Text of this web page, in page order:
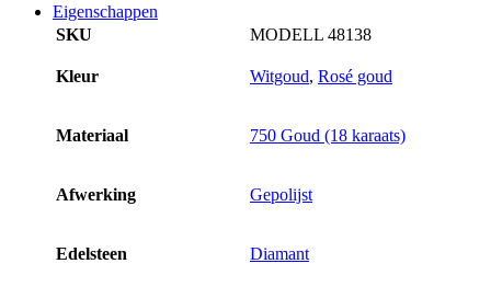
Eigenschappen
SKU
MODELL 48138
Kleur Witgoud, Rosé goud
Materiaal 750 Goud (18 karaats)
Afwerking Gepolijst
Edelsteen Diamant